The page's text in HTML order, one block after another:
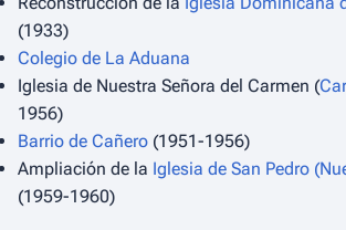
(1933)
Colegio de La Aduana
Iglesia de Nuestra Señora del Carmen (
1956)
Barrio de Cañero (1951-1956)
Ampliación de la Iglesia de San Pedro
(1959-1960)